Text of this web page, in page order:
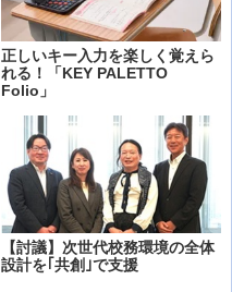
正しいキー入力を楽しく覚えら
れる！「KEY PALETTO
Folio」
【討議】次世代校務環境の全体
設計を｢共創｣で支援